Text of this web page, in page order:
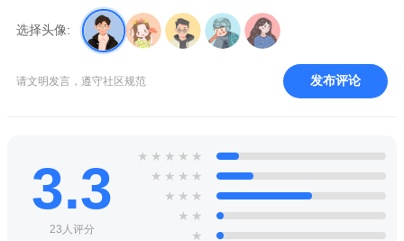
选择头像:
请文明发言，遵守社区规范 发布评论
3.3
23人评分
★ ★ ★ ★ ★
★ ★ ★ ★
★ ★ ★
★ ★
★